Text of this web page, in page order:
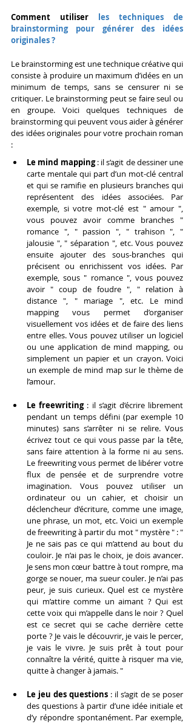
Comment utiliser les techniques de
brainstorming pour générer des idées
originales ?
Le brainstorming est une technique créative qui
consiste à produire un maximum d’idées en un
minimum de temps, sans se censurer ni se
critiquer. Le brainstorming peut se faire seul ou
en groupe. Voici quelques techniques de
brainstorming qui peuvent vous aider à générer
des idées originales pour votre prochain roman
:
Le mind mapping : il s’agit de dessiner une
carte mentale qui part d’un mot-clé central
et qui se ramifie en plusieurs branches qui
représentent des idées associées. Par
exemple, si votre mot-clé est " amour ",
vous pouvez avoir comme branches "
romance ", " passion ", " trahison ", "
jalousie ", " séparation ", etc. Vous pouvez
ensuite ajouter des sous-branches qui
précisent ou enrichissent vos idées. Par
exemple, sous " romance ", vous pouvez
avoir " coup de foudre ", " relation à
distance ", " mariage ", etc. Le mind
mapping vous permet d’organiser
visuellement vos idées et de faire des liens
entre elles. Vous pouvez utiliser un logiciel
ou une application de mind mapping, ou
simplement un papier et un crayon. Voici
un exemple de mind map sur le thème de
l’amour.
Le freewriting : il s’agit d’écrire librement
pendant un temps défini (par exemple 10
minutes) sans s’arrêter ni se relire. Vous
écrivez tout ce qui vous passe par la tête,
sans faire attention à la forme ni au sens.
Le freewriting vous permet de libérer votre
flux de pensée et de surprendre votre
imagination. Vous pouvez utiliser un
ordinateur ou un cahier, et choisir un
déclencheur d’écriture, comme une image,
une phrase, un mot, etc. Voici un exemple
de freewriting à partir du mot " mystère " : "
Je ne sais pas ce qui m’attend au bout du
couloir. Je n’ai pas le choix, je dois avancer.
Je sens mon cœur battre à tout rompre, ma
gorge se nouer, ma sueur couler. Je n’ai pas
peur, je suis curieux. Quel est ce mystère
qui m’attire comme un aimant ? Qui est
cette voix qui m’appelle dans le noir ? Quel
est ce secret qui se cache derrière cette
porte ? Je vais le découvrir, je vais le percer,
je vais le vivre. Je suis prêt à tout pour
connaître la vérité, quitte à risquer ma vie,
quitte à changer à jamais. "
Le jeu des questions : il s’agit de se poser
des questions à partir d’une idée initiale et
d’y répondre spontanément. Par exemple,